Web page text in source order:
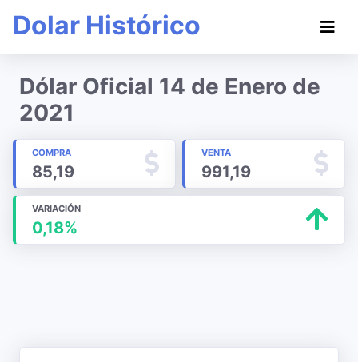
Dolar Histórico
Dólar Oficial 14 de Enero de
2021
COMPRA
85,19
VENTA
991,19
VARIACIÓN
0,18%